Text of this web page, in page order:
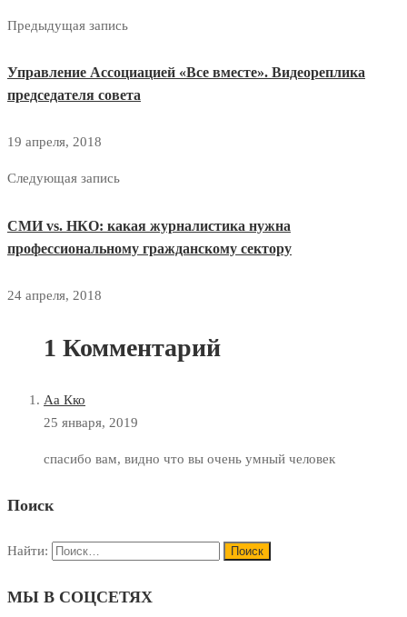
Предыдущая запись
Управление Ассоциацией «Все вместе». Видеореплика
председателя совета
19 апреля, 2018
Следующая запись
СМИ vs. НКО: какая журналистика нужна
профессиональному гражданскому сектору
24 апреля, 2018
1 Комментарий
Аа Кко
25 января, 2019
спасибо вам, видно что вы очень умный человек
Поиск
Найти:
МЫ В СОЦСЕТЯХ